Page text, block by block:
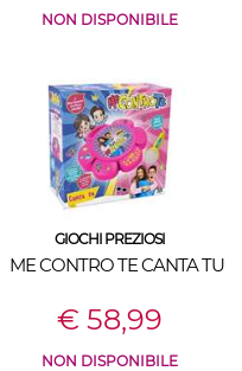
NON DISPONIBILE
GIOCHI PREZIOSI
ME CONTRO TE CANTA TU
€ 58,99
NON DISPONIBILE